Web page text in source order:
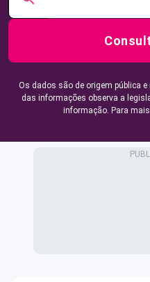
Os dados são de origem pública
das informações observa a
informação. Para